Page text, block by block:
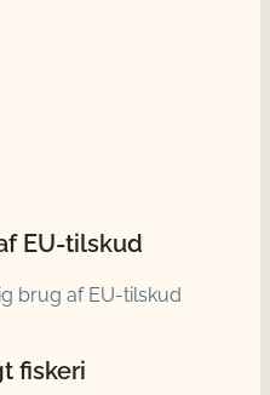
EU-tilskud
brug af EU-tilskud
fiskeri